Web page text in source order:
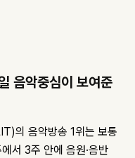
음악중심이 보여준
의 음악방송 1위는 보통
서 3주 안에 음원·음반